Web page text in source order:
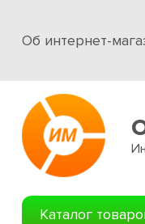
Об интернет-
Каталог